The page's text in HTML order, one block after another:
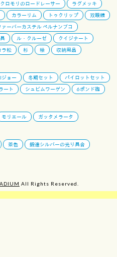
クロモリのロードレーサー
ラグメッキ
カラーリム トゥクリップ
双眼鏡
ァーバーカステル ペルナンブコ
ル・クルーゼ
クイジナート
ラ松 杉 桧
収納用品
ジョー 冬期セット
パイロットセット
ート シュビムワーゲン
6ポンド砲
モリエール
ガッタメラータ
茶色
鍛造シルバーの光り具合
All Rights Reserved.